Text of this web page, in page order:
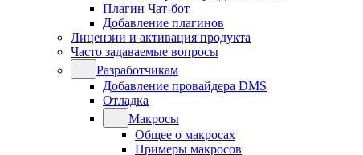
Плагин Чат-бот
Добавление плагинов
Лицензии и активация продукта
Часто задаваемые вопросы
Разработчикам
Добавление провайдера DMS
Отладка
Макросы
Общее о макросах
Примеры макросов